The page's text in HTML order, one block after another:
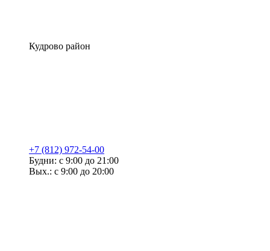
Кудрово район
+7 (812) 972-54-00
Будни: с 9:00 до 21:00
Вых.: с 9:00 до 20:00